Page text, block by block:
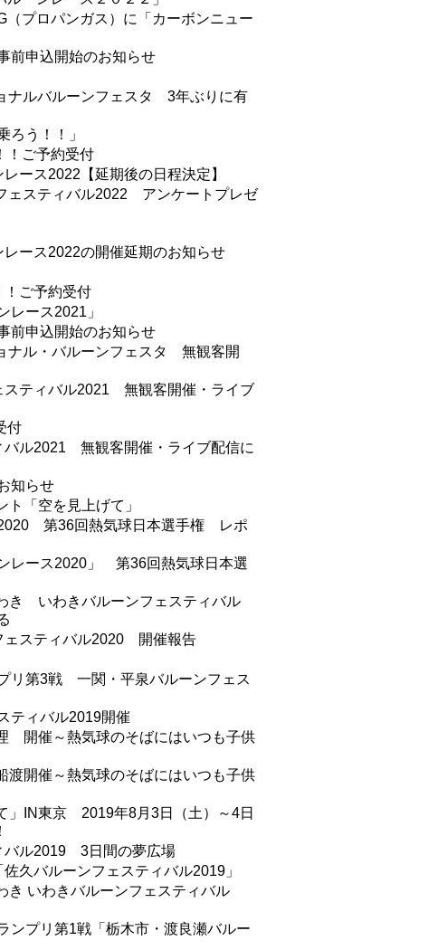
プロパンガス）に「カーボンニュー
前申込開始のお知らせ
ナルバルーンフェスタ 3年ぶりに有
ろう！！」
！ご予約受付
ース2022【延期後の日程決定】
ェスティバル2022 アンケートプレゼ
ース2022の開催延期のお知らせ
！ご予約受付
レース2021」
前申込開始のお知らせ
ナル・バルーンフェスタ 無観客開
ティバル2021 無観客開催・ライブ
付
ル2021 無観客開催・ライブ配信に
知らせ
「空を見上げて」
第36回熱気球日本選手権 レポ
レース2020」 第36回熱気球日本選
き いわきバルーンフェスティバル
スティバル2020 開催報告
リ第3戦 一関・平泉バルーンフェス
ティバル2019開催
開催～熱気球のそばにはいつも子供
渡開催～熱気球のそばにはいつも子供
」IN東京 2019年8月3日（土）～4日
バル2019 3日間の夢広場
久バルーンフェスティバル2019」
き いわきバルーンフェスティバル
ンプリ第1戦「栃木市・渡良瀬バルー